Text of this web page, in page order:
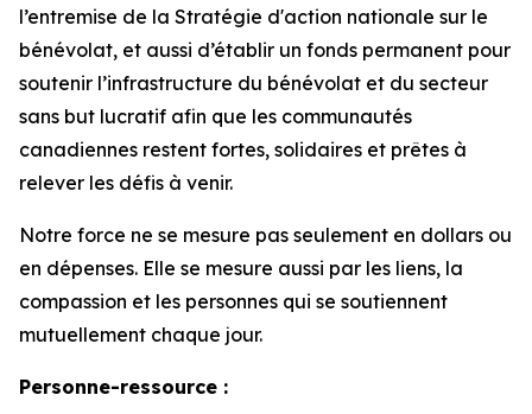
l’entremise de la Stratégie d'action nationale sur le
bénévolat, et aussi d’établir un fonds permanent pour
soutenir l’infrastructure du bénévolat et du secteur
sans but lucratif afin que les communautés
canadiennes restent fortes, solidaires et prêtes à
relever les défis à venir.
Notre force ne se mesure pas seulement en dollars ou
en dépenses. Elle se mesure aussi par les liens, la
compassion et les personnes qui se soutiennent
mutuellement chaque jour.
Personne-ressource :